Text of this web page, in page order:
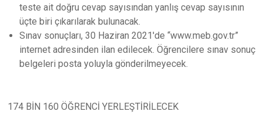
teste ait doğru cevap sayısından yanlış cevap sayısının
üçte biri çıkarılarak bulunacak.
Sınav sonuçları, 30 Haziran 2021'de “www.meb.gov.tr”
internet adresinden ilan edilecek. Öğrencilere sınav sonuç
belgeleri posta yoluyla gönderilmeyecek.
174 BİN 160 ÖĞRENCİ YERLEŞTİRİLECEK